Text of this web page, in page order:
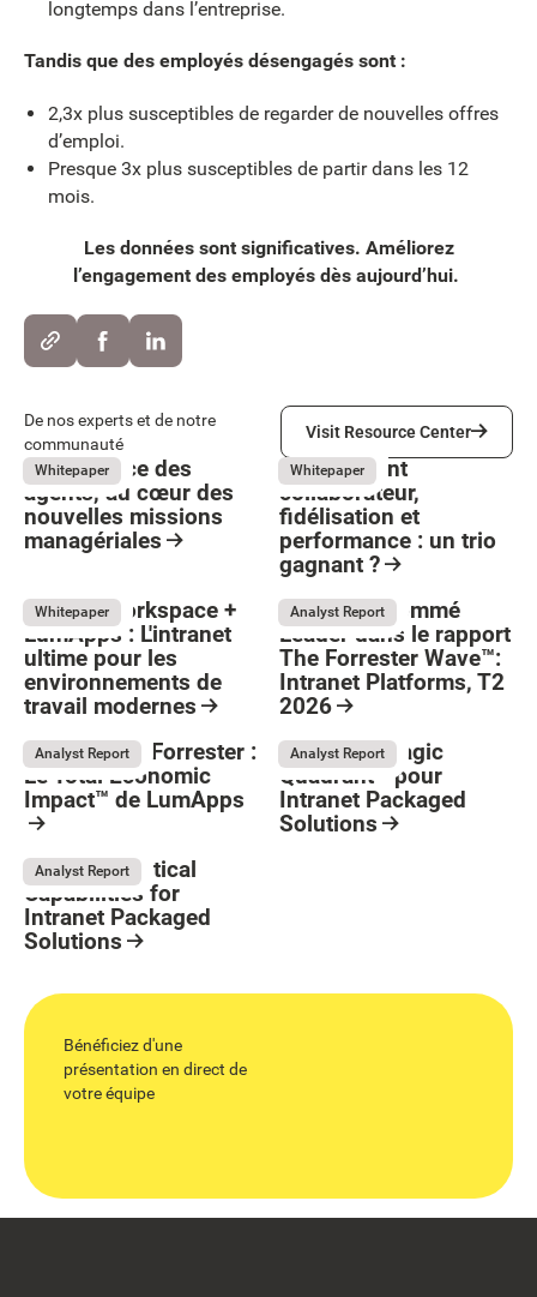
longtemps dans l’entreprise.
Tandis que des employés désengagés sont :
2,3x plus susceptibles de regarder de nouvelles offres
d’emploi.
Presque 3x plus susceptibles de partir dans les 12
mois.
Les données sont significatives. Améliorez
l’engagement des employés dès aujourd’hui.
Button Text
De nos experts et de notre
communauté
Visit Resource Center
Visit Resource Center
May 26, 2026
Whitepaper
L’expérience des
agents, au cœur des
nouvelles missions
managériales
May 26, 2026
Whitepaper
Engagement
collaborateur,
fidélisation et
performance : un trio
gagnant ?
May 26, 2026
Whitepaper
Google Workspace +
LumApps : L'intranet
ultime pour les
environnements de
travail modernes
Analyst Report
LumApps nommé
Leader dans le rapport
The Forrester Wave™:
Intranet Platforms, T2
2026
Analyst Report
Ressources Forrester :
Le Total Economic
Impact™ de LumApps
Analyst Report
Gartner® Magic
Quadrant™ pour
Intranet Packaged
Solutions
Analyst Report
Gartner® Critical
Capabilities for
Intranet Packaged
Solutions
Bénéficiez d'une
présentation en direct de
votre équipe